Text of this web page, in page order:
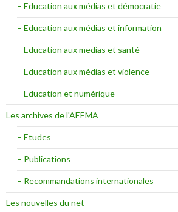
– Education aux médias et démocratie
– Education aux médias et information
– Education aux medias et santé
– Education aux médias et violence
– Education et numérique
Les archives de l'AEEMA
– Etudes
– Publications
– Recommandations internationales
Les nouvelles du net